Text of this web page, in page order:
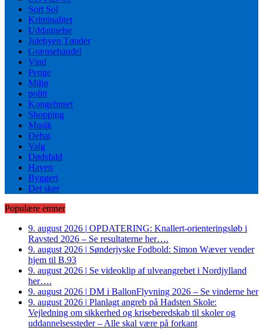
Sort Sol
Kriminalitet
Uddannelse
Julebyen Tønder
Grænsehandel
Vind
Penge
Miljø
politi
Kongehuset
Shopping
Musik
Debat
Valg
Dødsfald
Haven
Byggeri
Det sker
Populære emner
9. august 2026 | OPDATERING: Knallert-orienteringsløb i
Ravsted 2026 – Se resultaterne her….
9. august 2026 | Sønderjyske Fodbold: Simon Wæver vender
hjem til B.93
9. august 2026 | Se videoklip af ulveangrebet i Nordjylland
her….
9. august 2026 | DM i BallonFlyvning 2026 – Se vinderne her
9. august 2026 | Planlagt angreb på Hadsten Skole:
Vejledning om sikkerhed og kriseberedskab til skoler og
uddannelsessteder – Alle skal være på forkant